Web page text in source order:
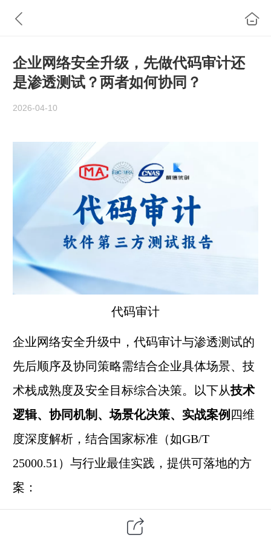
企业网络安全升级，先做代码审计还
是渗透测试？两者如何协同？
2026-04-10
代码审计
企业网络安全升级中，代码审计与渗透测试的
先后顺序及协同策略需结合企业具体场景、技
术栈成熟度及安全目标综合决策。以下从技术
逻辑、协同机制、场景化决策、实战案例 四维
度深度解析，结合国家标准（如GB/T
25000.51）与行业最佳实践，提供可落地的方
案：
一、技术逻辑：静态与动态的互补性